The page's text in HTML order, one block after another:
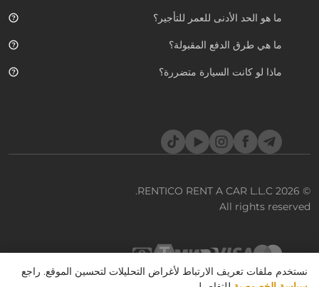
ما هو الحد الأدنى للعمر للتأجير؟
ما هي طرق الدفع المقبولة؟
ماذا لو كانت السيارة متضررة؟
Telegram
Facebook
Instagram
YouTube
TikTok
© 2026
RENTICO RENT A CAR L.L.C.
All rights reserved
نستخدم ملفات تعريف الارتباط لأغراض التحليلات لتحسين الموقع. راجع